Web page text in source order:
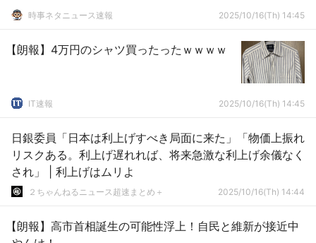
時事ネタニュース速報 2025/10/16(Th) 14:45
【朗報】4万円のシャツ買ったったｗｗｗｗ
IT速報 2025/10/16(Th) 14:45
日銀委員「日本は利上げすべき局面に来た」「物価上振れ
リスクある。利上げ遅れれば、将来急激な利上げ余儀なく
され」 | 利上げはムリよ
２ちゃんねるニュース超速まとめ＋ 2025/10/16(Th) 14:44
【朗報】高市首相誕生の可能性浮上！自民と維新が接近中